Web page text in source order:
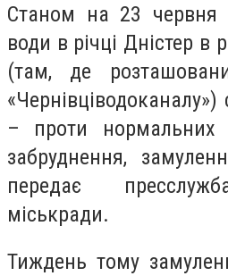
Станом на 23 червня
води в річці Дністер в
(там, де
– проти
забруднення,
передає
міськради.
Тиждень тому